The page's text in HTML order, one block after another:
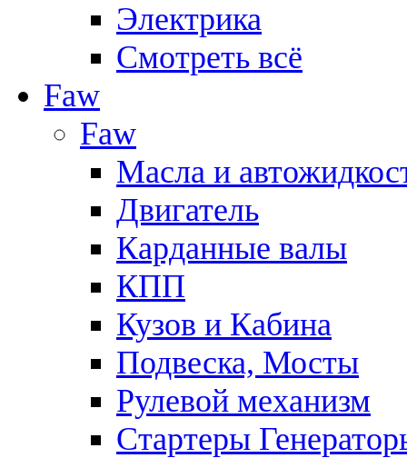
Электрика
Смотреть всё
Faw
Faw
Масла и
Двигатель
Карданные валы
КПП
Кузов и Кабина
Подвеска, Мосты
Рулевой механизм
Стартеры